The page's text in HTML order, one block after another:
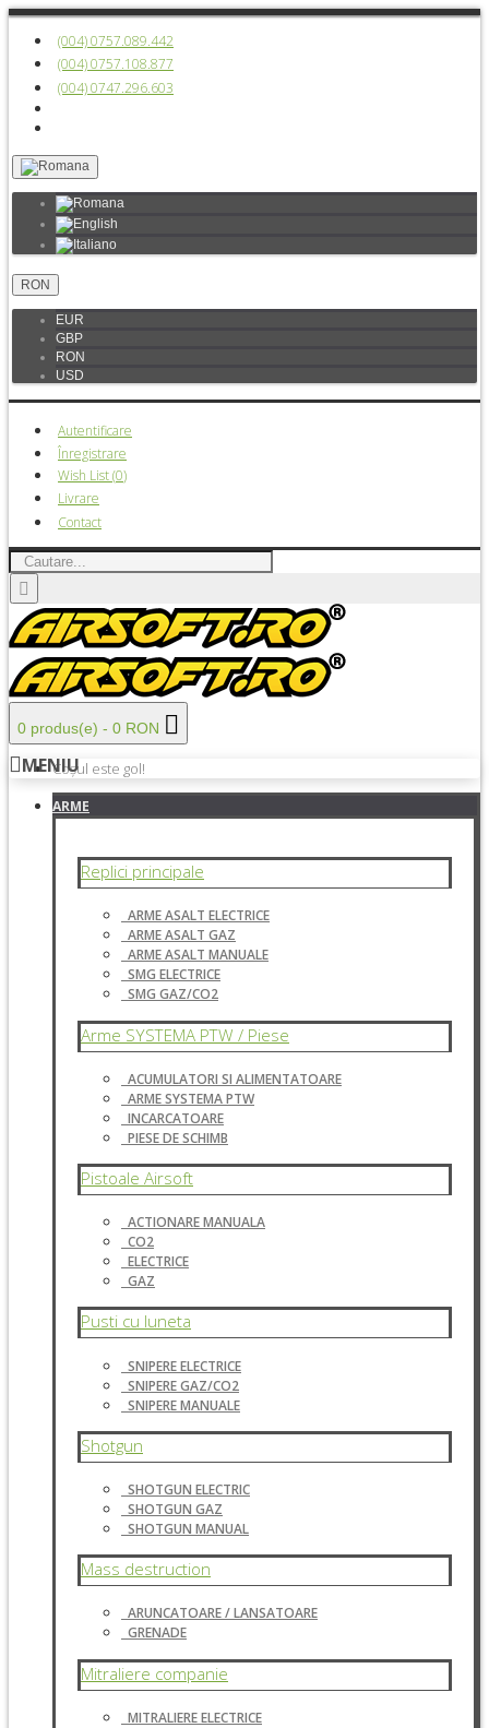
(004) 0757.089.442
(004) 0757.108.877
(004) 0747.296.603
RON
EUR
GBP
RON
USD
Autentificare
Înregistrare
Wish List (0)
Livrare
Contact
0 produs(e) - 0 RON
Coșul este gol!
MENIU
ARME
Replici principale
ARME ASALT ELECTRICE
ARME ASALT GAZ
ARME ASALT MANUALE
SMG ELECTRICE
SMG GAZ/CO2
Arme SYSTEMA PTW / Piese
ACUMULATORI SI ALIMENTATOARE
ARME SYSTEMA PTW
INCARCATOARE
PIESE DE SCHIMB
Pistoale Airsoft
ACTIONARE MANUALA
CO2
ELECTRICE
GAZ
Pusti cu luneta
SNIPERE ELECTRICE
SNIPERE GAZ/CO2
SNIPERE MANUALE
Shotgun
SHOTGUN ELECTRIC
SHOTGUN GAZ
SHOTGUN MANUAL
Mass destruction
ARUNCATOARE / LANSATOARE
GRENADE
Mitraliere companie
MITRALIERE ELECTRICE